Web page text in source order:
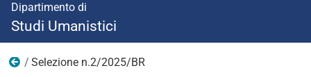
Dipartimento di
Studi Umanistici
Bandi di concorso per la ricerca
Selezione n.2/2025/BR